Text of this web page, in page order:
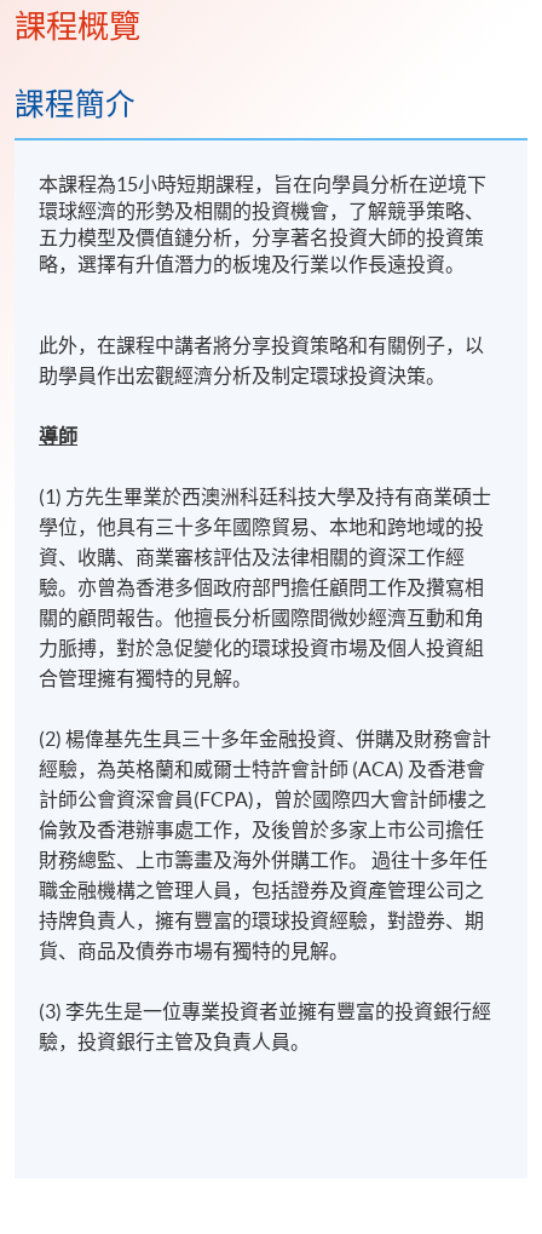
課程概覽
課程簡介
本課程為15小時短期課程，旨在向學員分析在逆境下
環球經濟的形勢及相關的投資機會，了解競爭策略、
五力模型及價值鏈分析，分享著名投資大師的投資策
略，選擇有升值潛力的板塊及行業以作長遠投資。
此外，在課程中講者將分享投資策略和有關例子，以
助學員作出宏觀經濟分析及制定環球投資決策。
導師
(1) 方先生畢業於西澳洲科廷科技大學及持有商業碩士
學位，他具有三十多年國際貿易、本地和跨地域的投
資、收購、商業審核評估及法律相關的資深工作經
驗。亦曾為香港多個政府部門擔任顧問工作及攢寫相
關的顧問報告。他擅長分析國際間微妙經濟互動和角
力脈搏，對於急促變化的環球投資市場及個人投資組
合管理擁有獨特的見解。
(2) 楊偉基先生具三十多年金融投資、併購及財務會計
經驗，為英格蘭和威爾士特許會計師 (ACA) 及香港會
計師公會資深會員(FCPA)，曾於國際四大會計師樓之
倫敦及香港辦事處工作，及後曾於多家上市公司擔任
財務總監、上市籌畫及海外併購工作。 過往十多年任
職金融機構之管理人員，包括證券及資產管理公司之
持牌負責人，擁有豐富的環球投資經驗，對證券、期
貨、商品及債券市場有獨特的見解。
(3) 李先生是一位專業投資者並擁有豐富的投資銀行經
驗，投資銀行主管及負責人員。